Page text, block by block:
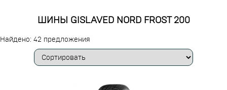
ШИНЫ GISLAVED NORD FROST 200
Найдено: 42 предложения